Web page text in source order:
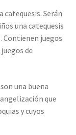
catequesis. Serán
una catequesis
Contienen juegos
de
una buena
que
y cuyos